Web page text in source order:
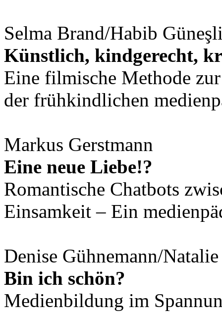
Selma Brand/Habib
Künstlich, kindgerecht,
Eine filmische Methode
der frühkindlichen
Markus Gerstmann
Eine neue Liebe!?
Romantische Chatbots
Einsamkeit – Ein
Denise Gühnemann/
Bin ich schön?
Medienbildung im